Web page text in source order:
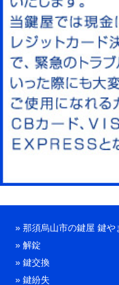
»那須烏山市の鍵屋 鍵や
»解錠
»鍵交換
»鍵紛失